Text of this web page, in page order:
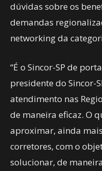
dúvidas sobre os
demandas
networking da
“É o Sincor-SP de
presidente do Sincor-
atendimento nas
de maneira eficaz. O
aproximar, ainda
corretores, com o
solucionar, de